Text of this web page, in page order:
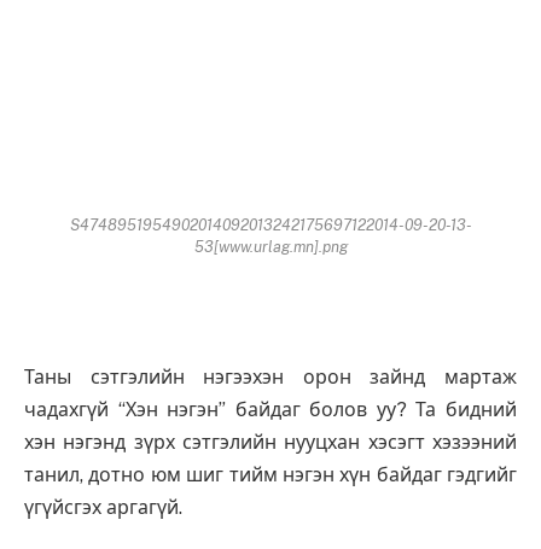
S4748951954902014092013242175697122014-09-20-13-
53[www.urlag.mn].png
Таны сэтгэлийн нэгээхэн орон зайнд мартаж
чадахгүй “Хэн нэгэн” байдаг болов уу? Та бидний
хэн нэгэнд зүрх сэтгэлийн нууцхан хэсэгт хэзээний
танил, дотно юм шиг тийм нэгэн хүн байдаг гэдгийг
үгүйсгэх аргагүй.